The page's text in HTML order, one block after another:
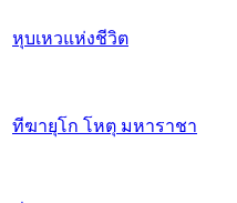
หุบเหวแห่งชีวิต
ทีฆายุโก โหตุ มหาราชา